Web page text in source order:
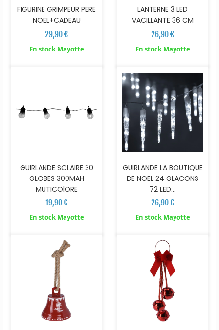
FIGURINE GRIMPEUR PERE
NOEL+CADEAU
29,90 €
En stock Mayotte
LANTERNE 3 LED
VACILLANTE 36 CM
26,90 €
En stock Mayotte
GUIRLANDE SOLAIRE 30
GLOBES 300MAH
MUTICOlORE
19,90 €
En stock Mayotte
GUIRLANDE LA BOUTIQUE
DE NOEL 24 GLACONS
72 LED...
26,90 €
En stock Mayotte